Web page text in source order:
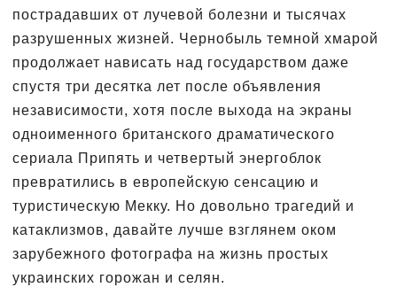
пострадавших от лучевой болезни и тысячах
разрушенных жизней. Чернобыль темной хмарой
продолжает нависать над государством даже
спустя три десятка лет после объявления
независимости, хотя после выхода на экраны
одноименного британского драматического
сериала Припять и четвертый энергоблок
превратились в европейскую сенсацию и
туристическую Мекку. Но довольно трагедий и
катаклизмов, давайте лучше взглянем оком
зарубежного фотографа на жизнь простых
украинских горожан и селян.